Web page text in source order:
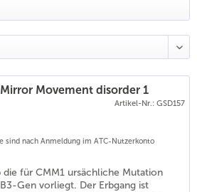
Movement disorder 1
Artikel-Nr.: GSD157
sind nach Anmeldung im ATC-Nutzerkonto
die für CMM1 ursächliche Mutation
Gen vorliegt. Der Erbgang ist